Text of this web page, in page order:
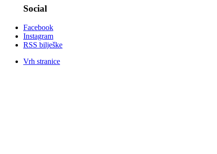
Social
Facebook
Instagram
RSS bilješke
Vrh stranice